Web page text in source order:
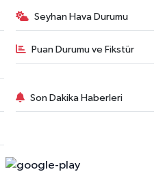
Seyhan Hava Durumu
Puan Durumu ve Fikstür
Son Dakika Haberleri